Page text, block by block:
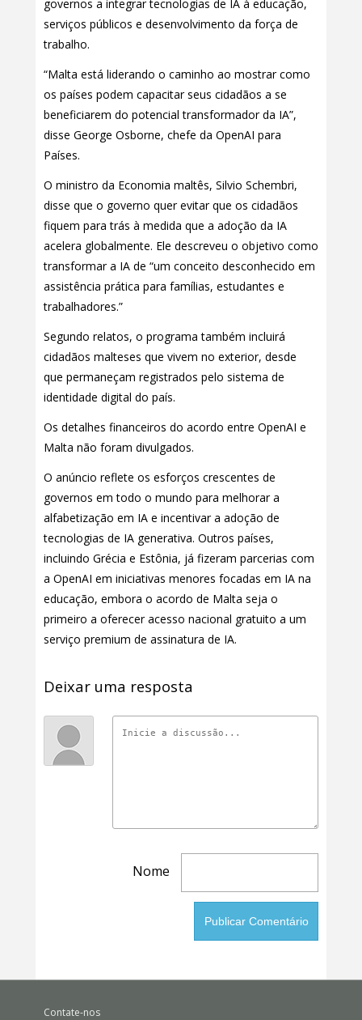
governos a integrar tecnologias de IA à educação,
serviços públicos e desenvolvimento da força de
trabalho.
“Malta está liderando o caminho ao mostrar como
os países podem capacitar seus cidadãos a se
beneficiarem do potencial transformador da IA”,
disse George Osborne, chefe da OpenAI para
Países.
O ministro da Economia maltês, Silvio Schembri,
disse que o governo quer evitar que os cidadãos
fiquem para trás à medida que a adoção da IA
acelera globalmente. Ele descreveu o objetivo como
transformar a IA de “um conceito desconhecido em
assistência prática para famílias, estudantes e
trabalhadores.”
Segundo relatos, o programa também incluirá
cidadãos malteses que vivem no exterior, desde
que permaneçam registrados pelo sistema de
identidade digital do país.
Os detalhes financeiros do acordo entre OpenAI e
Malta não foram divulgados.
O anúncio reflete os esforços crescentes de
governos em todo o mundo para melhorar a
alfabetização em IA e incentivar a adoção de
tecnologias de IA generativa. Outros países,
incluindo Grécia e Estônia, já fizeram parcerias com
a OpenAI em iniciativas menores focadas em IA na
educação, embora o acordo de Malta seja o
primeiro a oferecer acesso nacional gratuito a um
serviço premium de assinatura de IA.
Deixar uma resposta
Nome
Contate-nos